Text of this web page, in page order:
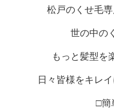
松戸のくせ毛専
世の中の
もっと髪型を
日々皆様をキレ
□簡